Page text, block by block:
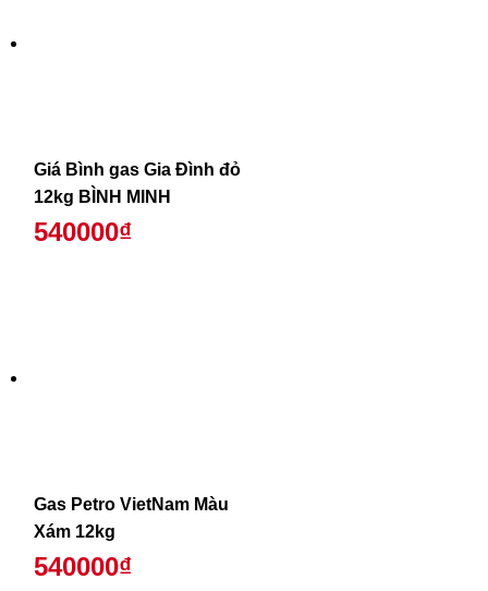
Giá Bình gas Gia Đình đỏ
12kg BÌNH MINH
540000₫
Gas Petro VietNam Màu
Xám 12kg
540000₫